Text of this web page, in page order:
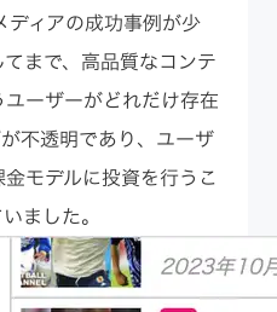
ィアの成功事例が少
まで、高品質なコンテ
ーザーがどれだけ存在
不透明であり、ユーザ
モデルに投資を行うこ
ました。